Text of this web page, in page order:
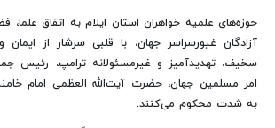
حوزه‌های علمیه خواهران استان ایلام به اتفاق علما،
آزادگان غیورسراسر جهان، با قلبی سرشار از
سخیف، تهدیدآمیز و غیرمسئولانه ترامپ، رئیس
امر مسلمین جهان، حضرت آیت‌الله العظمی امام
به شدت محکوم می‌کنند.